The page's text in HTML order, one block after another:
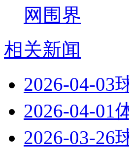
网围界
相关新闻
2026-04-03
2026-04-01
2026-03-26